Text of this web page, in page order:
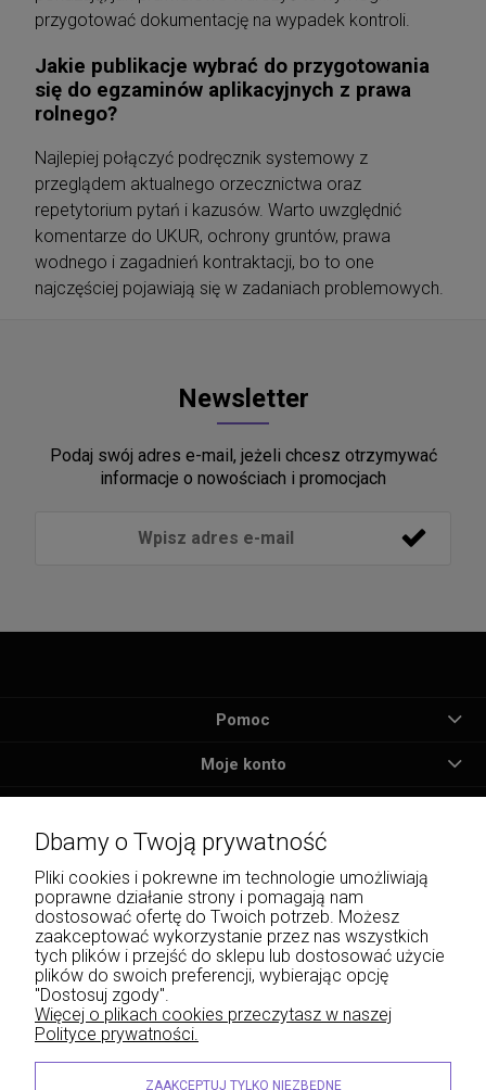
przygotować dokumentację na wypadek kontroli.
Jakie publikacje wybrać do przygotowania
się do egzaminów aplikacyjnych z prawa
rolnego?
Najlepiej połączyć podręcznik systemowy z
przeglądem aktualnego orzecznictwa oraz
repetytorium pytań i kazusów. Warto uwzględnić
komentarze do UKUR, ochrony gruntów, prawa
wodnego i zagadnień kontraktacji, bo to one
najczęściej pojawiają się w zadaniach problemowych.
Newsletter
Podaj swój adres e-mail, jeżeli chcesz otrzymywać
informacje o nowościach i promocjach
Pomoc
Moje konto
Informacje
O nas
Wojciech Naja - Księgarnia Sądowa, Krakowskie Przedmieście 43, 20-076 Lublin | e-
mail: info@lexliber.pl | tel.: +48 513 959 100
Styl graficzny ShopGadget.eu
Sklep internetowy Shoper.pl
Dbamy o Twoją prywatność
Pliki cookies i pokrewne im technologie umożliwiają
poprawne działanie strony i pomagają nam
dostosować ofertę do Twoich potrzeb. Możesz
zaakceptować wykorzystanie przez nas wszystkich
tych plików i przejść do sklepu lub dostosować użycie
plików do swoich preferencji, wybierając opcję
"Dostosuj zgody".
Więcej o plikach cookies przeczytasz w naszej
Polityce prywatności.
ZAAKCEPTUJ TYLKO NIEZBĘDNE